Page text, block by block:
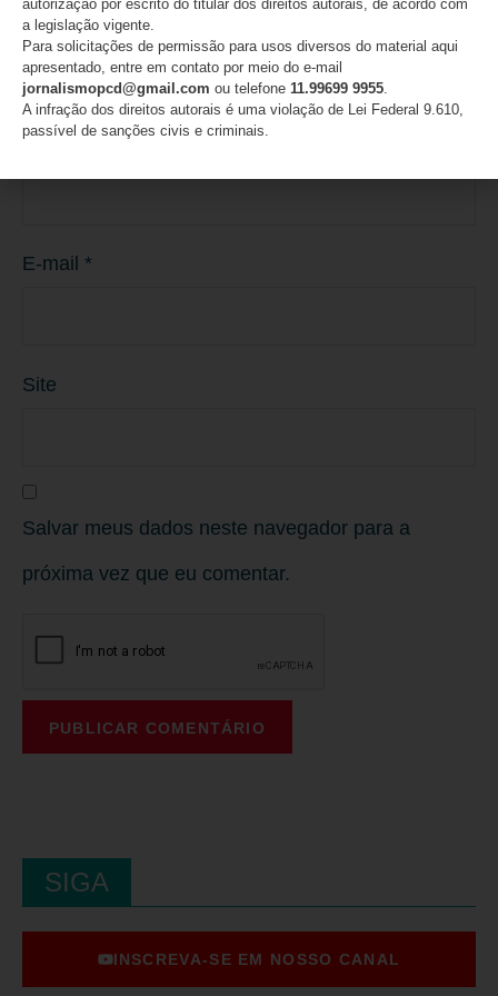
Nome *
E-mail *
Site
Salvar meus dados neste navegador para a
próxima vez que eu comentar.
SIGA
INSCREVA-SE EM NOSSO CANAL
autorização por escrito do titular dos direitos autorais, de acordo com
a legislação vigente.
Para solicitações de permissão para usos diversos do material aqui
apresentado, entre em contato por meio do e-mail
jornalismopcd@gmail.com ou telefone 11.99699 9955
A infração dos direitos autorais é uma violação de Lei Federal 9.610,
passível de sanções civis e criminais.